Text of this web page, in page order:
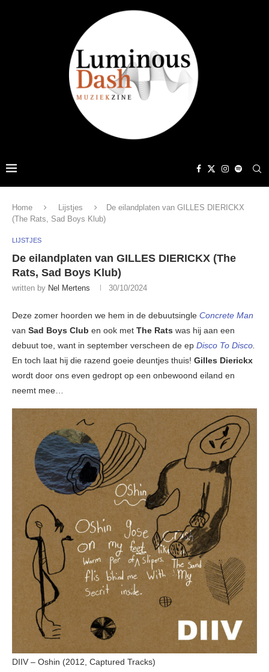
Home Lijstjes
De eilandplaten van GILLES DIERICKX
(The Rats, Sad Boys Klub)
LIJSTJES
De eilandplaten van GILLES DIERICKX (The
Rats, Sad Boys Klub)
written by Nel Mertens 30/10/2024
Deze zomer hoorden we hem in de debuutsingle Concrete Man
van Sad Boys Club en ook met The Rats was hij aan een
debuut toe, want in september verscheen de ep Disco To Disco.
En toch laat hij die razend goeie deuntjes thuis! Gilles Dierickx
wordt door ons even gedropt op een onbewoond eiland en
neemt mee…
DIIV – Oshin (2012, Captured Tracks)